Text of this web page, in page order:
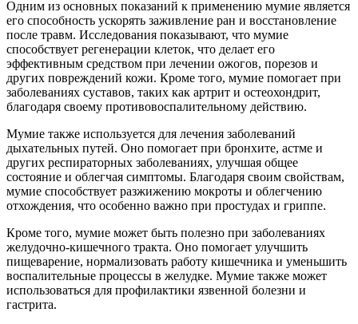
Одним из основных показаний к применению мумие является
его способность ускорять заживление ран и восстановление
после травм. Исследования показывают, что мумие
способствует регенерации клеток, что делает его
эффективным средством при лечении ожогов, порезов и
других повреждений кожи. Кроме того, мумие помогает при
заболеваниях суставов, таких как артрит и остеохондрит,
благодаря своему противовоспалительному действию.
Мумие также используется для лечения заболеваний
дыхательных путей. Оно помогает при бронхите, астме и
других респираторных заболеваниях, улучшая общее
состояние и облегчая симптомы. Благодаря своим свойствам,
мумие способствует разжижению мокроты и облегчению
отхождения, что особенно важно при простудах и гриппе.
Кроме того, мумие может быть полезно при заболеваниях
желудочно-кишечного тракта. Оно помогает улучшить
пищеварение, нормализовать работу кишечника и уменьшить
воспалительные процессы в желудке. Мумие также может
использоваться для профилактики язвенной болезни и
гастрита.